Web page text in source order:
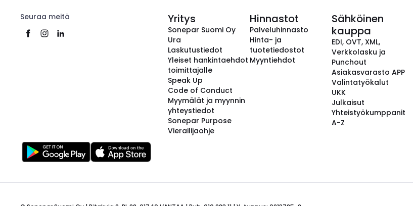
Seuraa meitä Yritys
Sonepar Suomi Oy
Ura
Laskutustiedot
Yleiset hankintaehdot
toimittajalle
Speak Up
Code of Conduct
Myymälät ja myynnin
yhteystiedot
Sonepar Purpose
Vierailijaohje
Hinnastot
Palveluhinnasto
Hinta- ja
tuotetiedostot
Myyntiehdot
Sähköinen
kauppa
EDI, OVT, XML,
Verkkolasku ja
Punchout
Asiakasvarasto APP
Valintatyökalut
UKK
Julkaisut
Yhteistyökumppanit
A-Z